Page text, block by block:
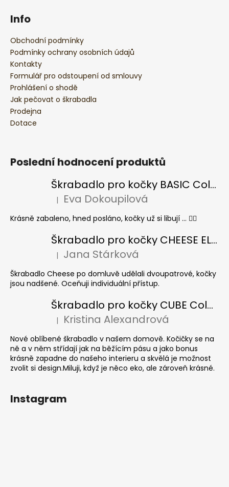
Info
Obchodní podmínky
Podmínky ochrany osobních údajů
Kontakty
Formulář pro odstoupení od smlouvy
Prohlášení o shodě
Jak pečovat o škrabadla
Prodejna
Dotace
Poslední hodnocení produktů
Škrabadlo pro kočky BASIC Colour
Hodnocení produktu je 5 z 5 hvězdiček.
| Eva Dokoupilová
Krásně zabaleno, hned posláno, kočky už si libují ... 👍🏻
Škrabadlo pro kočky CHEESE ELIPSE colour
Hodnocení produktu je 5 z 5 hvězdiček.
| Jana Stárková
Škrabadlo Cheese po domluvě udělali dvoupatrové, kočky
jsou nadšené. Oceňuji individuální přístup.
Škrabadlo pro kočky CUBE Colour
Hodnocení produktu je 5 z 5 hvězdiček.
| Kristina Alexandrová
Nové oblíbené škrabadlo v našem domově. Kočičky se na
ně a v něm střídají jak na běžícím pásu a jako bonus
krásně zapadne do našeho interieru a skvělá je možnost
zvolit si design.Miluji, když je něco eko, ale zároveň krásné.
Instagram